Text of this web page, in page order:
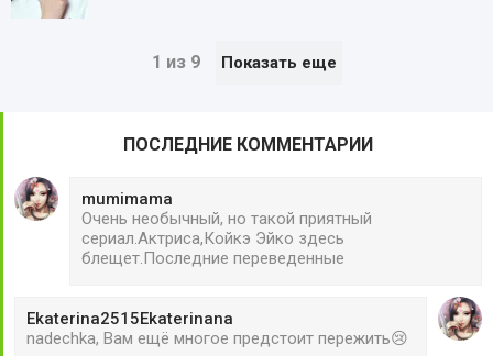
1 из 9 Показать еще
ПОСЛЕДНИЕ КОММЕНТАРИИ
mumimama
Очень необычный, но такой приятный
сериал.Актриса,Койкэ Эйко здесь
блещет.Последние переведенные
Ekaterina2515Ekaterinana
nadechka, Вам ещё многое предстоит пережить😢